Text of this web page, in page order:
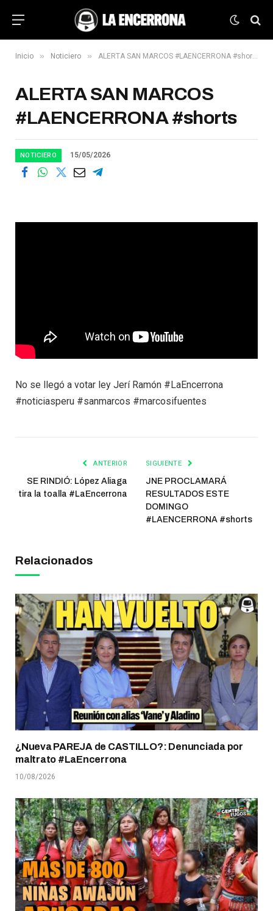
Inicio » Noticiero » ALERTA SAN MARCOS #LAENCERRONA #shorts
ALERTA SAN MARCOS
#LAENCERRONA #shorts
NOTICIERO 15/05/2026
No se llegó a votar ley Jerí Ramón #LaEncerrona
#noticiasperu #sanmarcos #marcosifuentes
ANTERIOR
SE RINDIÓ: López Aliaga
tira la toalla #LaEncerrona
SIGUIENTE
JNE PROCLAMARÁ
RESULTADOS ESTE
DOMINGO
#LAENCERRONA #shorts
Relacionados
¿Nueva PAREJA de CASTILLO?: Denunciada por
maltrato #LaEncerrona
10/08/2026